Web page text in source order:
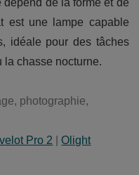
est une lampe capable
idéale pour des tâches
la chasse nocturne.
photographie,
Pro 2 |Olight